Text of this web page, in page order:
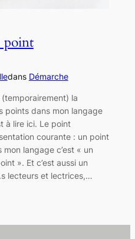
point
dans Démarche
la
points dans mon langage
à lire ici. Le point
courante : un point
langage c’est « un
». Et c’est aussi un
lecteurs et lectrices,…